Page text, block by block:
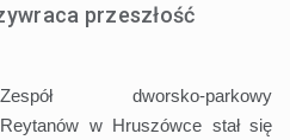
przeszłość
Zespół dworsko-parkowy
Reytanów w Hruszówce stał się